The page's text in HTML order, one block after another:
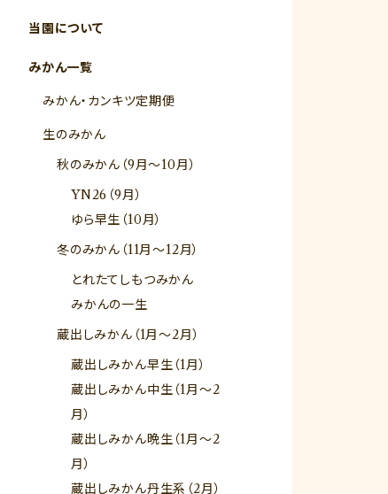
当園について
みかん一覧
みかん・カンキツ定期便
生のみかん
秋のみかん（9月～10月）
YN26（9月）
ゆら早生（10月）
冬のみかん（11月～12月）
とれたてしもつみかん
みかんの一生
蔵出しみかん（1月～2月）
蔵出しみかん早生（1月）
蔵出しみかん中生（1月～2
月）
蔵出しみかん晩生（1月～2
月）
蔵出しみかん丹生系（2月）